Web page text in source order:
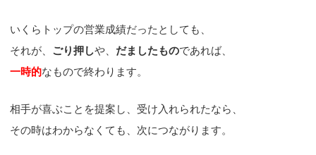
いくらトップの営業成績だったとしても、
それが、 ごり押しや、 だましたものであれば、
一時的なもので終わります。
相手が喜ぶことを提案し、受け入れられたなら、
その時はわからなくても、次につながります。